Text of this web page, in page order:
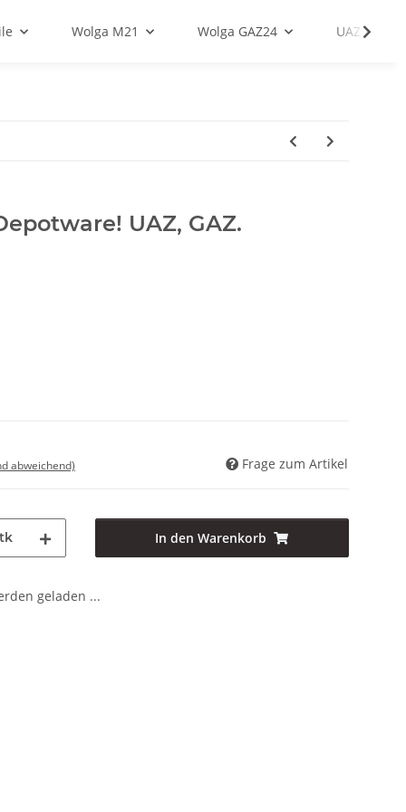
Wolga M21 Wolga GAZ24 UAZ
UAZ, GAZ.
abweichend) Frage zum Artikel
In den Warenkorb
geladen ...